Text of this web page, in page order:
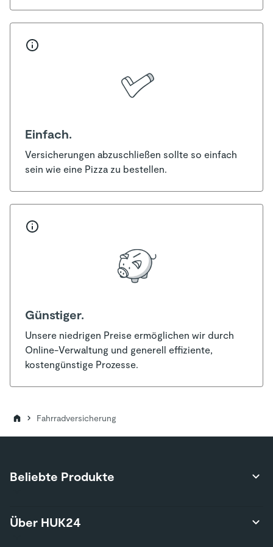
Einfach.
Versicherungen abzuschließen sollte so einfach
sein wie eine Pizza zu bestellen.
Günstiger.
Unsere niedrigen Preise ermöglichen wir durch
Online-Verwaltung und generell effiziente,
kostengünstige Prozesse.
Fahrradversicherung
Beliebte Produkte
Produktübersicht
Über HUK24